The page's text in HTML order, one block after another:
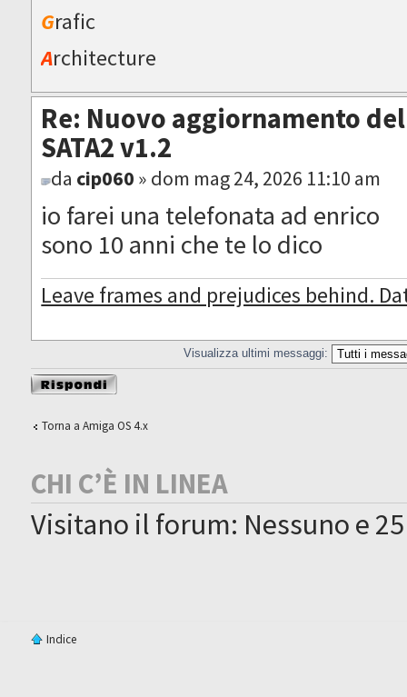
Grafic
Architecture
Re: Nuovo aggiornamento
SATA2 v1.2
da cip060 » dom mag 24, 2026 11:10 am
io farei una telefonata ad enrico
sono 10 anni che te lo dico
Leave frames and prejudices behind.
Visualizza ultimi messaggi:
Rispondi al
messaggio
Torna a Amiga OS 4.x
CHI C’È IN LINEA
Visitano il forum: Nessuno e
Indice